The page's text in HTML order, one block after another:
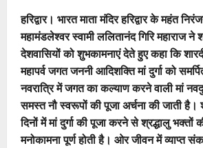
हरिद्वार। भारत माता मंदिर हरिद्वार के महंत
महामंडलेश्वर स्वामी ललितानंद गिरि महाराज ने
देशवासियों को शुभकामनाएं देते हुए कहा कि
महापर्व जगत जननी आदिशक्ति मां दुर्गा को
नवरात्रि में जगत का कल्याण करने वाली मां
समस्त नौ स्वरूपों की पूजा अर्चना की जाती है।
दिनों में मां दुर्गा की पूजा करने से श्रद्धालु भक्तों
मनोकामना पूर्ण होती है। ओर जीवन में व्याप्त